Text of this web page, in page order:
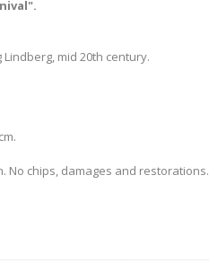
mid 20th century.
No chips, damages and restorations.